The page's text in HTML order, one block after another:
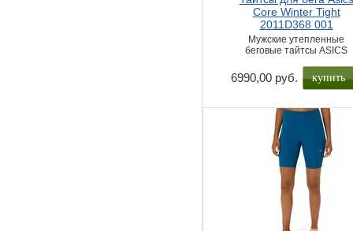
Core Winter Tight
2011D368 001
Мужские утепленные
беговые тайтсы ASICS
6990,00 руб. купить